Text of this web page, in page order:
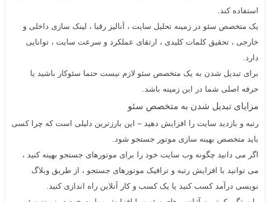
استفاده کند.
یک متخصص سئو در زمینه تحلیل سایت ، آنالیز رقبا ، لینک سازی داخلی و
خارجی ، تحقیق کلمات کلیدی ، ارتقای عملکرد و سرعت سایت ، توانایی
دارد.
برای تبدیل شدن به یک متخصص سئو لازم نیست حتما سئوکار باشید یا
حرفه اصلی شما در این زمینه باشد.
مزایای تبدیل شدن به متخصص سئو
رتبه و بازدید سایت را افزایش دهید – این بارزترین دلیلی است که چرا کسی
باید متخصص بهینه سازی موتور جستجو شود.
اگر می دانید چگونه وب سایت خود را برای موتورهای جستجو بهینه کنید ،
می توانید با افزایش رتبه و ترافیک موتورهای جستجو ، از طریق وبلاگ
نویسی درآمد کسب کنید یا یک کسب و کار آنلاین راه اندازی کنید.